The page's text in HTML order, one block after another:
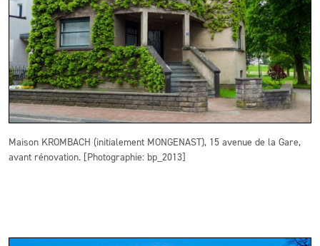
Maison KROMBACH (initialement MONGENAST), 15 avenue de la Gare,
avant rénovation. [Photographie: bp_2013]